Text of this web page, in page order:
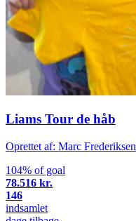
Liams Tour de håb
Oprettet af: Marc Frederiksen
104% of goal
78.516 kr.
146
indsamlet